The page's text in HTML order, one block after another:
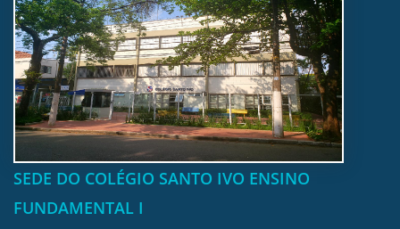
SEDE DO COLÉGIO SANTO IVO ENSINO
FUNDAMENTAL I